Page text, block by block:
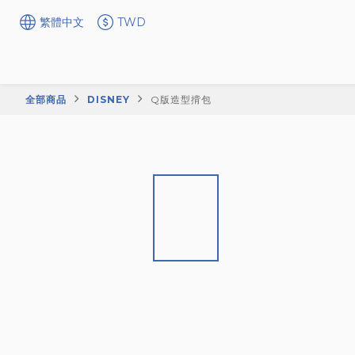
繁體中文 TWD
全部商品 DISNEY Q版造型揹包